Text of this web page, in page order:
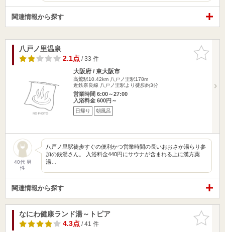
関連情報から探す
お気に入
りに追加
八戸ノ里温泉
2.1点/ 33 件
大阪府 / 東大阪市
高鷲駅10.42km 八戸ノ里駅178m
近鉄奈良線 八戸ノ里駅より徒歩約3分
営業時間 6:00～27:00
入浴料金 600円～
日帰り 朝風呂
40代 男
性
八戸ノ里駅徒歩すぐの便利かつ営業時間の長いおおさか湯らり参
加の銭湯さん。 入浴料金440円にサウナが含まれる上に漢方薬
湯…
関連情報から探す
お気に入
りに追加
なにわ健康ランド湯～トピア
4.3点/ 41 件